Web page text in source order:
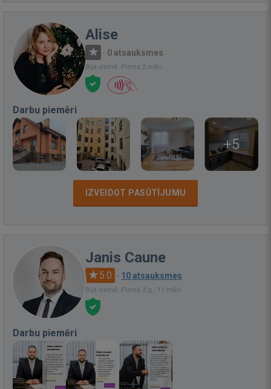
Alise
· 0 atsauksmes
Bija vietnē: Pirms 2 mēn.
Darbu piemēri
+5
IZVEIDOT PASŪTĪJUMU
Janis Caune
5.0 · 10 atsauksmes
Bija vietnē: Pirms 2 g., 11 mēn.
Darbu piemēri